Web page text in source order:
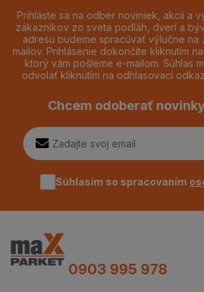
Prihláste sa na odber noviniek, akcií a
zákazníkov zo sveta podláh, dverí a
adresu budeme spracúvať výlučne na
mailov. Prihlásenie dokončíte kliknutím
ktorý vám pošleme e-mailom. Súhlas
odvolať kliknutím na odhlasovací
Chcem odoberať
Súhlasím so spracovaním
0903 995 978